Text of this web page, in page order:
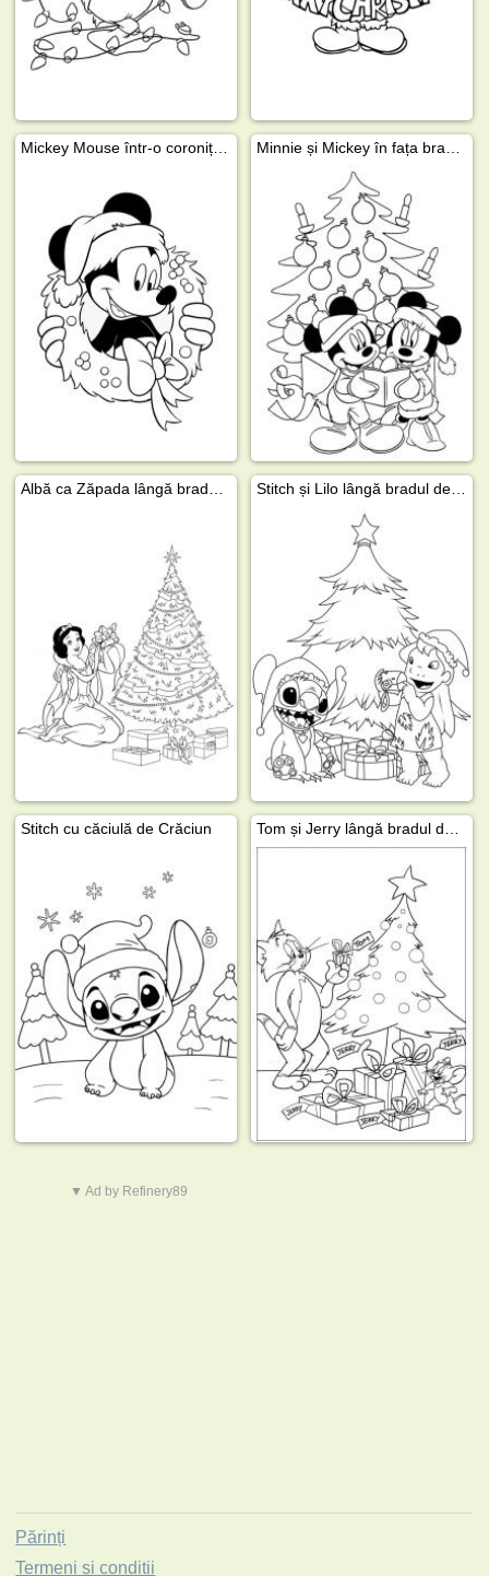
Stitch cu căciulă de Crăciun Tom și Jerry lângă bradul de Crăciun
▼ Ad by Refinery89
Părinți
Termeni si conditii